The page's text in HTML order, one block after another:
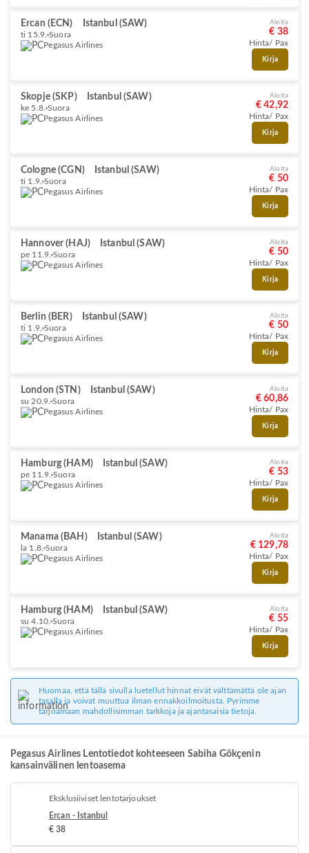
Ercan (ECN) Istanbul (SAW)
ti 15.9. Suora
Pegasus Airlines
Aloita
€ 38
Hinta/ Pax
Kirja
Skopje (SKP) Istanbul (SAW)
ke 5.8. Suora
Pegasus Airlines
Aloita
€ 42,92
Hinta/ Pax
Kirja
Cologne (CGN) Istanbul (SAW)
ti 1.9. Suora
Pegasus Airlines
Aloita
€ 50
Hinta/ Pax
Kirja
Hannover (HAJ) Istanbul (SAW)
pe 11.9. Suora
Pegasus Airlines
Aloita
€ 50
Hinta/ Pax
Kirja
Berlin (BER) Istanbul (SAW)
ti 1.9. Suora
Pegasus Airlines
Aloita
€ 50
Hinta/ Pax
Kirja
London (STN) Istanbul (SAW)
su 20.9. Suora
Pegasus Airlines
Aloita
€ 60,86
Hinta/ Pax
Kirja
Hamburg (HAM) Istanbul (SAW)
pe 11.9. Suora
Pegasus Airlines
Aloita
€ 53
Hinta/ Pax
Kirja
Manama (BAH) Istanbul (SAW)
la 1.8. Suora
Pegasus Airlines
Aloita
€ 129,78
Hinta/ Pax
Kirja
Hamburg (HAM) Istanbul (SAW)
su 4.10. Suora
Pegasus Airlines
Aloita
€ 55
Hinta/ Pax
Kirja
Huomaa, että tällä sivulla luetellut hinnat eivät välttämättä ole ajan
tasalla ja voivat muuttua ilman ennakkoilmoitusta. Pyrimme
tarjoamaan mahdollisimman tarkkoja ja ajantasaisia tietoja.
Pegasus Airlines Lentotiedot kohteeseen Sabiha Gökçenin
kansainvälinen lentoasema
Eksklusiiviset lentotarjoukset
Ercan - Istanbul
€ 38